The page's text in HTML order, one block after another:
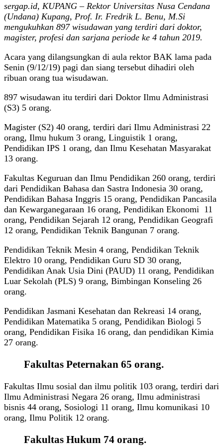
sergap.id, KUPANG – Rektor Universitas Nusa Cendana
(Undana) Kupang, Prof. Ir. Fredrik L. Benu, M.Si
mengukuhkan 897 wisudawan yang terdiri dari doktor,
magister, profesi dan sarjana periode ke 4 tahun 2019.
Acara yang dilangsungkan di aula rektor BAK lama pada
Senin (9/12/19) pagi dan siang tersebut dihadiri oleh
ribuan orang tua wisudawan.
897 wisudawan itu terdiri dari Doktor Ilmu Administrasi
(S3) 5 orang.
Magister (S2) 40 orang, terdiri dari Ilmu Administrasi 22
orang, Ilmu hukum 3 orang, Linguistik 1 orang,
Pendidikan IPS 1 orang, dan Ilmu Kesehatan Masyarakat
13 orang.
Fakultas Keguruan dan Ilmu Pendidikan 260 orang, terdiri
dari Pendidikan Bahasa dan Sastra Indonesia 30 orang,
Pendidikan Bahasa Inggris 15 orang, Pendidikan Pancasila
dan Kewarganegaraan 16 orang, Pendidikan Ekonomi 11
orang, Pendidikan Sejarah 12 orang, Pendidikan Geografi
12 orang, Pendidikan Teknik Bangunan 7 orang.
Pendidikan Teknik Mesin 4 orang, Pendidikan Teknik
Elektro 10 orang, Pendidikan Guru SD 30 orang,
Pendidikan Anak Usia Dini (PAUD) 11 orang, Pendidikan
Luar Sekolah (PLS) 9 orang, Bimbingan Konseling 26
orang.
Pendidikan Jasmani Kesehatan dan Rekreasi 14 orang,
Pendidikan Matematika 5 orang, Pendidikan Biologi 5
orang, Pendidikan Fisika 16 orang, dan pendidikan Kimia
27 orang.
Fakultas Peternakan 65 orang.
Fakultas Ilmu sosial dan ilmu politik 103 orang, terdiri dari
Ilmu Administrasi Negara 26 orang, Ilmu administrasi
bisnis 44 orang, Sosiologi 11 orang, Ilmu komunikasi 10
orang, Ilmu Politik 12 orang.
Fakultas Hukum 74 orang.